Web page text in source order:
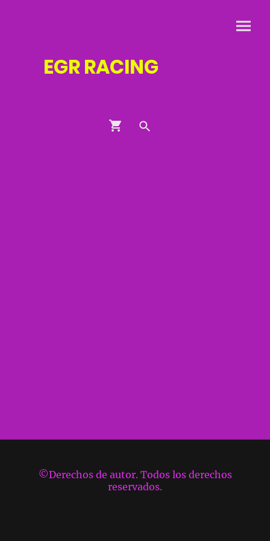
EGRRACING
©Derechos de autor. Todos los derechos
reservados.